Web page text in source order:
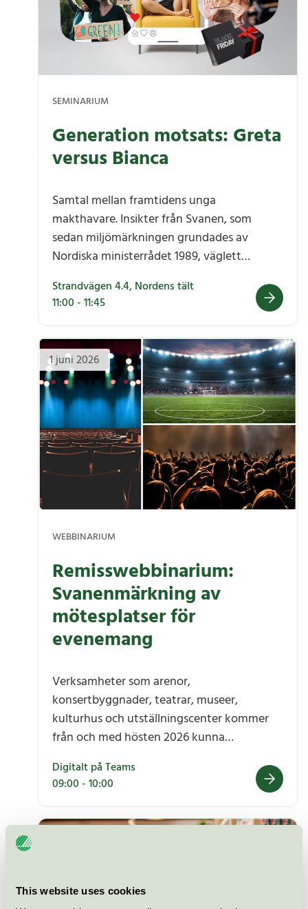
This website uses cookies
SEMINARIUM
Generation motsats: Greta
versus Bianca
Samtal mellan framtidens unga
makthavare. Insikter från Svanen, som
sedan miljömärkningen grundades av
Nordiska ministerrådet 1989, väglett
konsumtion.
Strandvägen 4.4, Nordens tält
11:00 - 11:45
1 juni 2026
WEBBINARIUM
Remisswebbinarium:
Svanenmärkning av
mötesplatser för
evenemang
Verksamheter som arenor,
konsertbyggnader, teatrar, museer,
kulturhus och utställningscenter kommer
från och med hösten 2026 kunna
Digitalt på Teams
09:00 - 10:00
Remisswebbinarium: Svanenmärkning av